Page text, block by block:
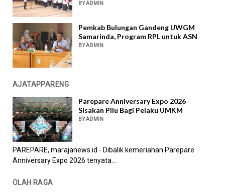
BY ADMIN
Pemkab Bulungan Gandeng UWGM
Samarinda, Program RPL untuk ASN
BY ADMIN
AJATAPPARENG
Parepare Anniversary Expo 2026
Sisakan Pilu Bagi Pelaku UMKM
BY ADMIN
PAREPARE, marajanews.id - Dibalik kemeriahan Parepare
Anniversary Expo 2026 tenyata...
OLAH RAGA